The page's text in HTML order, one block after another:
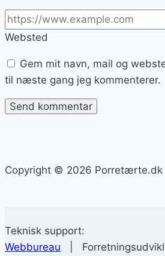
Websted
Gem mit navn, mail og
til næste gang jeg kommenterer.
Copyright © 2026 Porretærte.dk
Teknisk support:
Webbureau |